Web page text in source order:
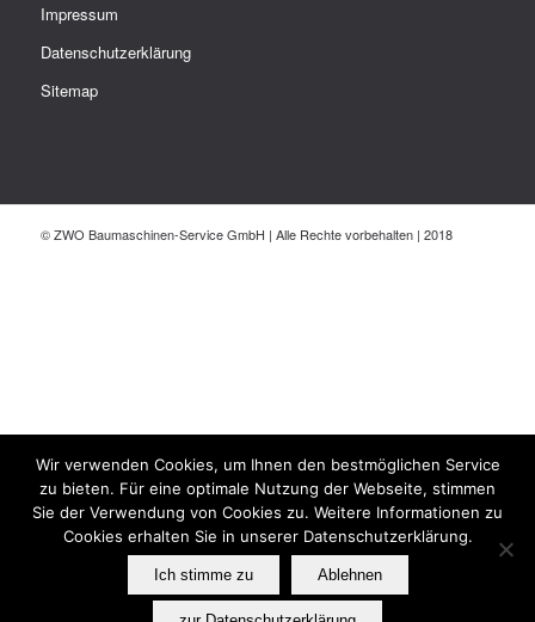
Impressum
Datenschutzerklärung
Sitemap
© ZWO Baumaschinen-Service GmbH | Alle Rechte vorbehalten | 2018
Wir verwenden Cookies, um Ihnen den bestmöglichen Service
zu bieten. Für eine optimale Nutzung der Webseite, stimmen
Sie der Verwendung von Cookies zu. Weitere Informationen zu
Cookies erhalten Sie in unserer Datenschutzerklärung.
Ich stimme zu Ablehnen